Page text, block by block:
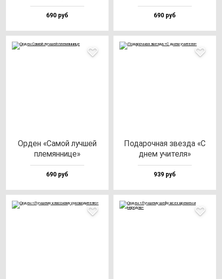
690 руб 690 руб
Орден «Самой луч­шей
пле­мян­ни­це»
690 руб
Пода­роч­ная звез­да «С
днем учи­те­ля»
939 руб